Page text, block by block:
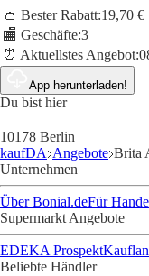
👛 Bester Rabatt:19,70 €
🏬 Geschäfte:3
⏰ Aktuellstes Angebot:
App herunterladen!
Du bist hier
10178 Berlin
kaufDA Angebote Brita
Unternehmen
Über Bonial.deFür
Supermarkt Angebote
EDEKA Prospekt
Beliebte Händler